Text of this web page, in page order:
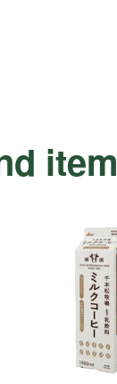
item